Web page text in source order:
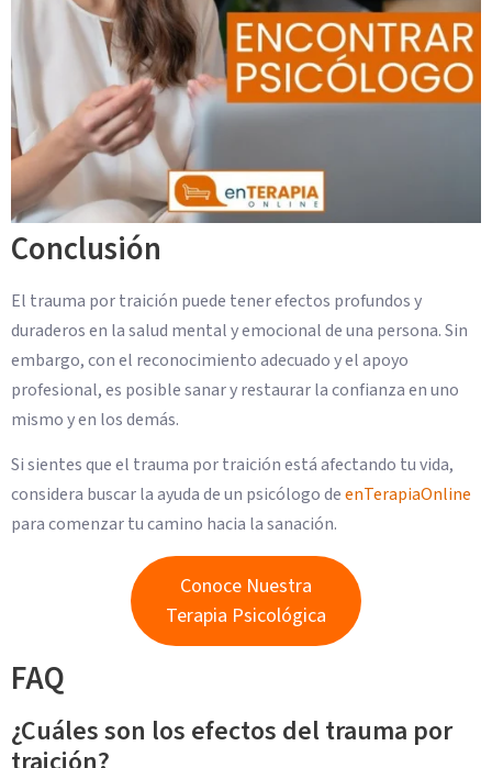
Conclusión
El trauma por traición puede tener efectos profundos y
duraderos en la salud mental y emocional de una persona. Sin
embargo, con el reconocimiento adecuado y el apoyo
profesional, es posible sanar y restaurar la confianza en uno
mismo y en los demás.
Si sientes que el trauma por traición está afectando tu vida,
considera buscar la ayuda de un psicólogo deenTerapiaOnline
para comenzar tu camino hacia la sanación.
Conoce Nuestra
Terapia Psicológica
FAQ
¿Cuáles son los efectos del trauma por